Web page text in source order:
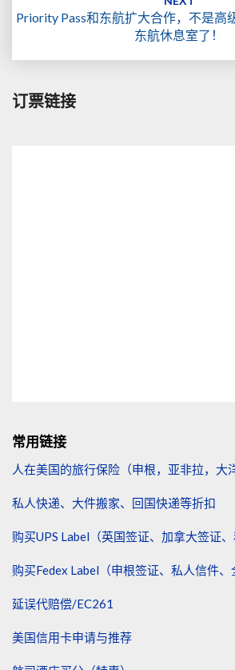
Priority Pass和东航扩大合作，不是高
东航休息室了！
订票链接
常用链接
人在美国的旅行保险（申根，亚非拉，大
私人快递、大件搬家、回国快递等折扣
购买UPS Label（英国签证、加拿大签证、
购买Fedex Label（申根签证、私人信件、
延误代赔偿/EC261
美国信用卡申请与推荐